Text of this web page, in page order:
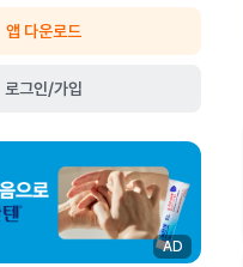
앱 다운로드
로그인/가입
AD